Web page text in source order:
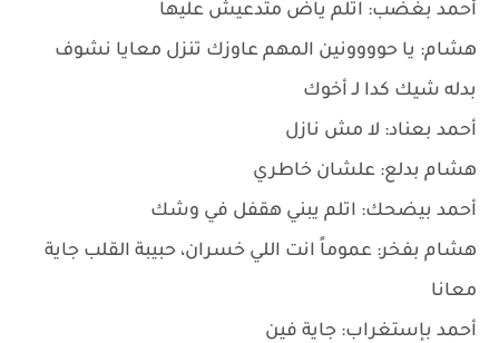
أحمد بغضب: اتلم ياض متدعيش عليها
هشام: يا حوووونين المهم عاوزك تنزل معايا نشوف
بدله شيك كدا لـ أخوك
أحمد بعناد: لا مش نازل
هشام بدلع: علشان خاطري
أحمد بيضحك: اتلم يبني هقفل في وشك
هشام بفخر: عموماً انت اللي خسران، حبيبة القلب جاية
معانا
أحمد بإستغراب: جاية فين